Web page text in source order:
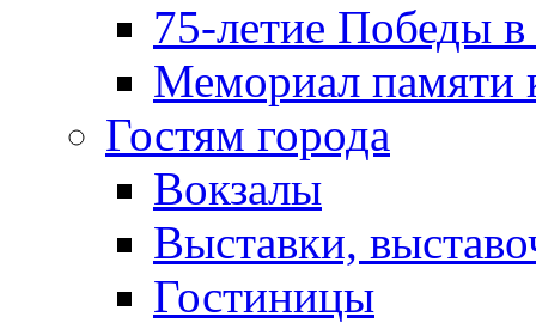
75-летие Победы
Мемориал памяти
Гостям города
Вокзалы
Выставки,
Гостиницы